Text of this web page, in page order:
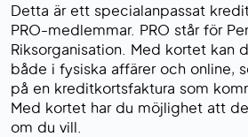
Detta är ett specialanpassat
PRO-medlemmar. PRO står för
Riksorganisation. Med kortet kan
både i fysiska affärer och online,
på en kreditkortsfaktura som
Med kortet har du möjlighet att
om du vill.